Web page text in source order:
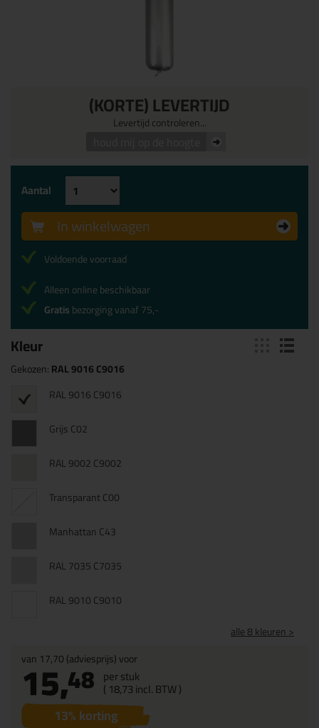
(KORTE) LEVERTIJD
Levertijd controleren...
Kleur
Gekozen:RAL 9016 C9016
RAL 9016 C9016
Grijs C02
RAL 9002 C9002
Transparant C00
Manhattan C43
RAL 7035 C7035
RAL 9010 C9010
alle 8 kleuren >
van 17,70(adviesprijs) voor
15,48 per stuk
( 18,73incl. BTW )
13% korting
Aantal
In winkelwagen
Voldoende voorraad
Alleen online beschikbaar
Gratisbezorging vanaf 75,-